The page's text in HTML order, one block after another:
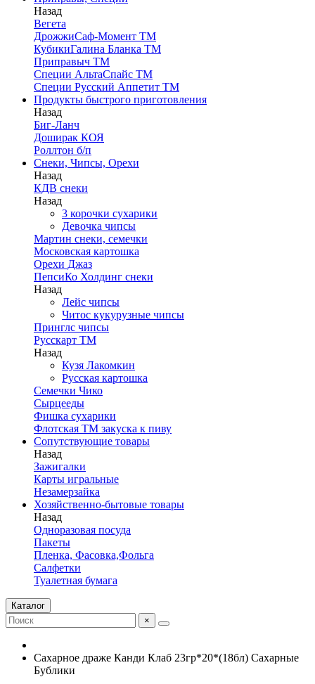
Назад
Вегета
ДрожжиСаф-Момент ТМ
КубикиГалина Бланка ТМ
Приправыч ТМ
Специи АльтаСпайс ТМ
Специи Русский Аппетит ТМ
Продукты быстрого приготовления
Назад
Биг-Ланч
Доширак КОЯ
Роллтон б/п
Снеки, Чипсы, Орехи
Назад
КДВ снеки
Назад
3 корочки сухарики
Девочка чипсы
Мартин снеки, семечки
Московская картошка
Орехи Джаз
ПепсиКо Холдинг снеки
Назад
Лейс чипсы
Читос кукурузные чипсы
Принглс чипсы
Русскарт ТМ
Назад
Кузя Лакомкин
Русская картошка
Семечки Чико
Сырцееды
Фишка сухарики
Флотская ТМ закуска к пиву
Сопутствующие товары
Назад
Зажигалки
Карты игральные
Незамерзайка
Хозяйственно-бытовые товары
Назад
Одноразовая посуда
Пакеты
Пленка, Фасовка,Фольга
Салфетки
Туалетная бумага
Каталог
×
Сахарное драже Канди Клаб 23гр*20*(18бл) Сахарные
Бублики